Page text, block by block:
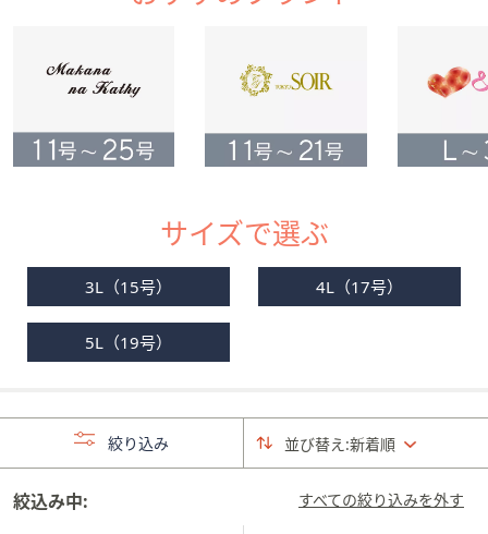
タ
ッ
イ
で
ス
プ
サイズで選ぶ
3L（15号） 4L（17号）
5L（19号）
並び替え:新着順
絞り込み
すべての絞り込みを外す
絞込み中: